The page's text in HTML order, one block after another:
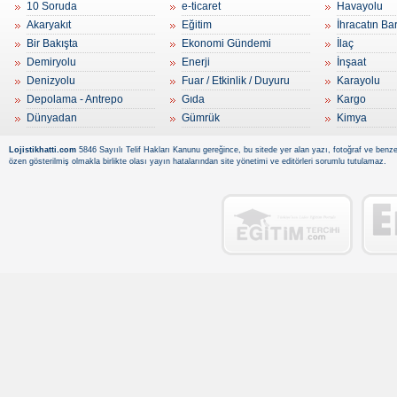
10 Soruda
Akaryakıt
Bir Bakışta
Demiryolu
Denizyolu
Depolama - Antrepo
Dünyadan
e-ticaret
Eğitim
Ekonomi Gündemi
Enerji
Fuar / Etkinlik / Duyuru
Gıda
Gümrük
Havayolu
İhracatın
İlaç
İnşaat
Karayolu
Kargo
Kimya
Lojistikhatti.com 5846 Sayıılı Telif Hakları Kanunu gereğince, bu sitede yer alan yazı, fotoğraf ve
özen gösterilmiş olmakla birlikte olası yayın hatalarından site yönetimi ve editörleri sorumlu tutulamaz.